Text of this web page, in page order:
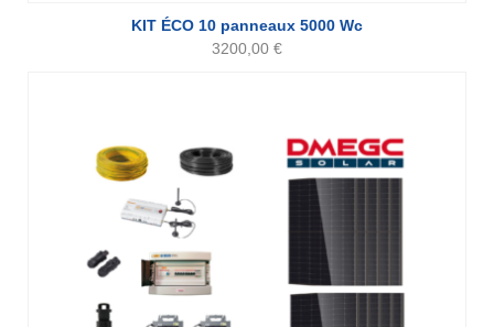
KIT ÉCO 10 panneaux 5000 Wc
3200,00 €